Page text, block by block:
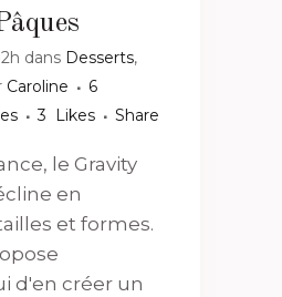
dans Desserts,
Caroline
6
3 Likes Share
le Gravity
en
et formes.
d'en créer un